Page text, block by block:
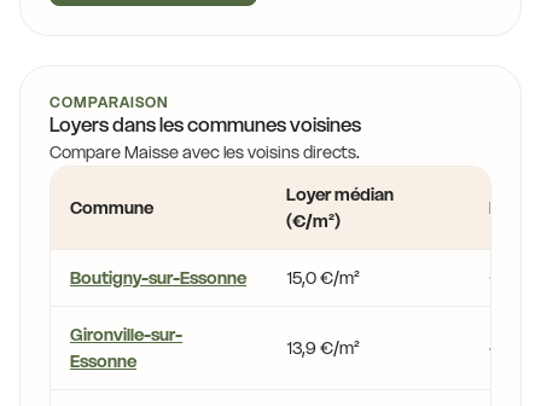
COMPARAISON
Loyers dans les communes voisines
Compare Maisse avec les voisins directs.
Commune
Loyer médian
(€/m²)
Écart
Boutigny-sur-Essonne 15,0 €/m² +0,9 %
Gironville-sur-
Essonne
13,9 €/m² -5,9 %